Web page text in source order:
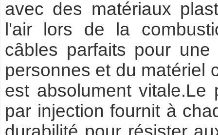
avec des matériaux
l'air lors de la
câbles parfaits pour
personnes et du matériel
est absolument vitale.Le
par injection fournit à